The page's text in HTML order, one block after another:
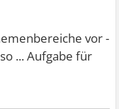
vor -
... Aufgabe für